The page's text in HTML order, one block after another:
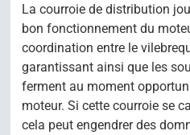
La courroie de distribution
bon fonctionnement du
coordination entre le
garantissant ainsi que les
ferment au moment
moteur. Si cette courroie se
cela peut engendrer des